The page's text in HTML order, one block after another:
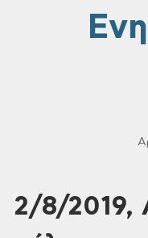
2/8/2019,